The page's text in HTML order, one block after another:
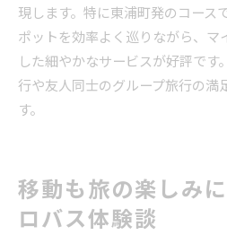
現します。特に東浦町発のコース
ポットを効率よく巡りながら、マ
した細やかなサービスが好評です
行や友人同士のグループ旅行の満
す。
移動も旅の楽しみ
ロバス体験談